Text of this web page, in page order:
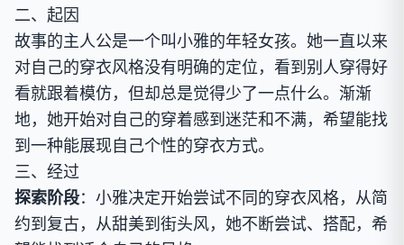
二、起因
故事的主人公是一个叫小雅的年轻女孩。她一直以来
对自己的穿衣风格没有明确的定位，看到别人穿得好
看就跟着模仿，但却总是觉得少了一点什么。渐渐
地，她开始对自己的穿着感到迷茫和不满，希望能找
到一种能展现自己个性的穿衣方式。
三、经过
探索阶段：小雅决定开始尝试不同的穿衣风格，从简
约到复古，从甜美到街头风，她不断尝试、搭配，希